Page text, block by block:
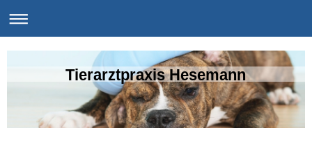
Tierarztpraxis Hesemann